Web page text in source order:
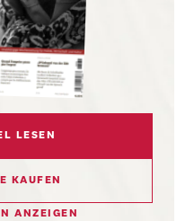
LESEN
KAUFEN
ANZEIGEN